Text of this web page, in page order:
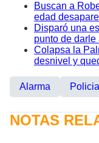
Buscan a
edad
Disparó una
punto de
Colapsa la
desnivel y
Alarma Policia
NOTAS